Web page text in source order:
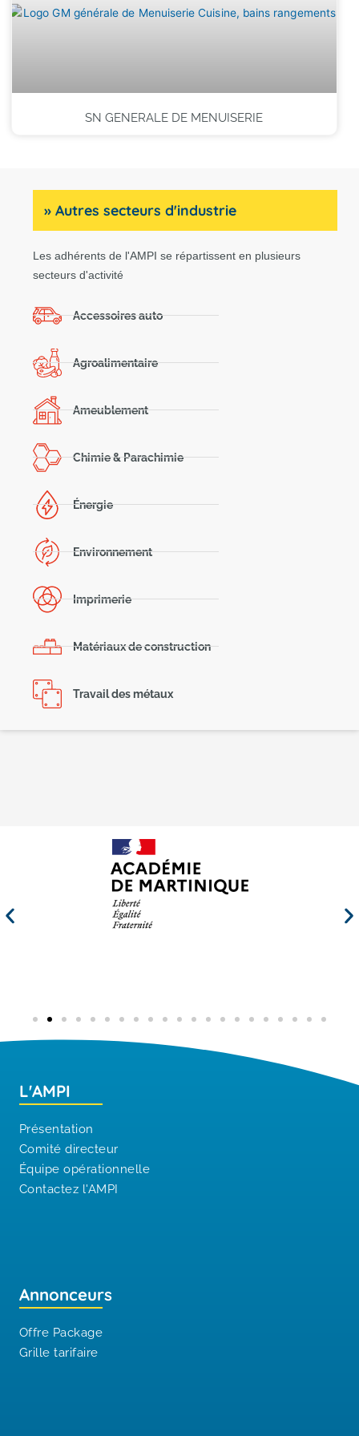
SN GENERALE DE MENUISERIE
» Autres secteurs d'industrie
Les adhérents de l'AMPI se répartissent en plusieurs
secteurs d'activité
Accessoires auto
Agroalimentaire
Ameublement
Chimie & Parachimie
Énergie
Environnement
Imprimerie
Matériaux de construction
Travail des métaux
L'AMPI
Présentation
Comité directeur
Équipe opérationnelle
Contactez l'AMPI
Annonceurs
Offre Package
Grille tarifaire